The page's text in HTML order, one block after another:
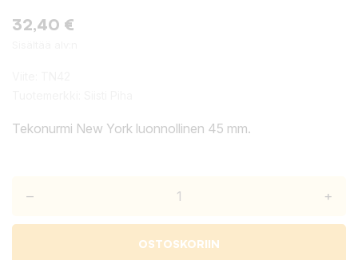
32,40 €
Tekonurmi New York luonnollinen 45 mm.
– +
OSTOSKORIIN